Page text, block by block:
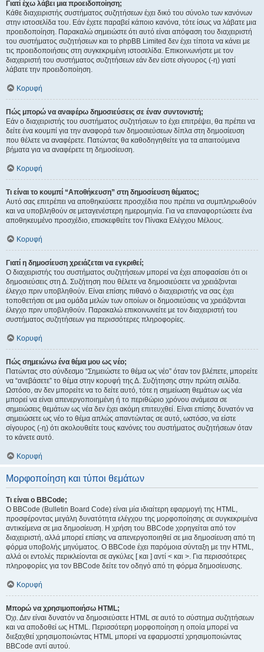
Γιατί έχω λάβει μια προειδοποίηση;
Κάθε διαχειριστής συστήματος συζητήσεων έχει δικό του σύνολο των κανόνων
στην ιστοσελίδα του. Εάν έχετε παραβεί κάποιο κανόνα, τότε ίσως να λάβατε μια
προειδοποίηση. Παρακαλώ σημειώστε ότι αυτό είναι απόφαση του διαχειριστή
του συστήματος συζητήσεων και το phpBB Limited δεν έχει τίποτα να κάνει με
τις προειδοποιήσεις στη συγκεκριμένη ιστοσελίδα. Επικοινωνήστε με τον
διαχειριστή του συστήματος συζητήσεων εάν δεν είστε σίγουρος (-η) γιατί
λάβατε την προειδοποίηση.
Κορυφή
Πώς μπορώ να αναφέρω δημοσιεύσεις σε έναν συντονιστή;
Εάν ο διαχειριστής του συστήματος συζητήσεων το έχει επιτρέψει, θα πρέπει να
δείτε ένα κουμπί για την αναφορά των δημοσιεύσεων δίπλα στη δημοσίευση
που θέλετε να αναφέρετε. Πατώντας θα καθοδηγηθείτε για τα απαιτούμενα
βήματα για να αναφέρετε τη δημοσίευση.
Κορυφή
Τι είναι το κουμπί “Αποθήκευση” στη δημοσίευση θέματος;
Αυτό σας επιτρέπει να αποθηκεύσετε προσχέδια που πρέπει να συμπληρωθούν
και να υποβληθούν σε μεταγενέστερη ημερομηνία. Για να επαναφορτώσετε ένα
αποθηκευμένο προσχέδιο, επισκεφθείτε τον Πίνακα Ελέγχου Μέλους.
Κορυφή
Γιατί η δημοσίευση χρειάζεται να εγκριθεί;
Ο διαχειριστής του συστήματος συζητήσεων μπορεί να έχει αποφασίσει ότι οι
δημοσιεύσεις στη Δ. Συζήτηση που θέλετε να δημοσιεύσετε να χρειάζονται
έλεγχο πριν υποβληθούν. Είναι επίσης πιθανό ο διαχειριστής να σας έχει
τοποθετήσει σε μια ομάδα μελών των οποίων οι δημοσιεύσεις να χρειάζονται
έλεγχο πριν υποβληθούν. Παρακαλώ επικοινωνείτε με τον διαχειριστή του
συστήματος συζητήσεων για περισσότερες πληροφορίες.
Κορυφή
Πώς σημειώνω ένα θέμα μου ως νέο;
Πατώντας στο σύνδεσμο “Σημειώστε το θέμα ως νέο” όταν τον βλέπετε, μπορείτε
να “ανεβάσετε” το θέμα στην κορυφή της Δ. Συζήτησης στην πρώτη σελίδα.
Ωστόσο, αν δεν μπορείτε να το δείτε αυτό, τότε η σημείωση θεμάτων ως νέα
μπορεί να είναι απενεργοποιημένη ή το περιθώριο χρόνου ανάμεσα σε
σημειώσεις θεμάτων ως νέα δεν έχει ακόμη επιτευχθεί. Είναι επίσης δυνατόν να
σημειώσετε ως νέο το θέμα απλώς απαντώντας σε αυτό, ωστόσο, να είστε
σίγουρος (-η) ότι ακολουθείτε τους κανόνες του συστήματος συζητήσεων όταν
το κάνετε αυτό.
Κορυφή
Μορφοποίηση και τύποι θεμάτων
Τι είναι ο BBCode;
Ο BBCode (Bulletin Board Code) είναι μία ιδιαίτερη εφαρμογή της HTML,
προσφέροντας μεγάλη δυνατότητα ελέγχου της μορφοποίησης σε συγκεκριμένα
αντικείμενα σε μια δημοσίευση. Η χρήση του BBCode χορηγείται από τον
διαχειριστή, αλλά μπορεί επίσης να απενεργοποιηθεί σε μια δημοσίευση από τη
φόρμα υποβολής μηνύματος. Ο BBCode έχει παρόμοια σύνταξη με την HTML,
αλλά οι εντολές περικλείονται σε αγκύλες [ και ] αντί < και >. Για περισσότερες
πληροφορίες για τον BBCode δείτε τον οδηγό από τη φόρμα δημοσίευσης.
Κορυφή
Μπορώ να χρησιμοποιήσω HTML;
Όχι. Δεν είναι δυνατόν να δημοσιεύσετε HTML σε αυτό το σύστημα συζητήσεων
και να αποδοθεί ως HTML. Περισσότερη μορφοποίηση η οποία μπορεί να
διεξαχθεί χρησιμοποιώντας HTML μπορεί να εφαρμοστεί χρησιμοποιώντας
BBCode αντί αυτού.